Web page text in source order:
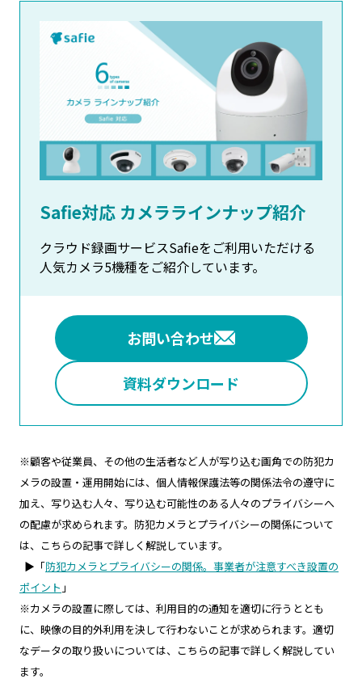
Safie対応 カメララインナップ紹介
クラウド録画サービスSafieをご利用いただける
人気カメラ5機種をご紹介しています。
お問い合わせ
資料ダウンロード
※顧客や従業員、その他の生活者など人が写り込む画角での防犯カ
メラの設置・運用開始には、個人情報保護法等の関係法令の遵守に
加え、写り込む人々、写り込む可能性のある人々のプライバシーへ
の配慮が求められます。防犯カメラとプライバシーの関係について
は、こちらの記事で詳しく解説しています。
▶「防犯カメラとプライバシーの関係。事業者が注意すべき設置の
ポイント 」
※カメラの設置に際しては、利用目的の通知を適切に行うととも
に、映像の目的外利用を決して行わないことが求められます。適切
なデータの取り扱いについては、こちらの記事で詳しく解説してい
ます。